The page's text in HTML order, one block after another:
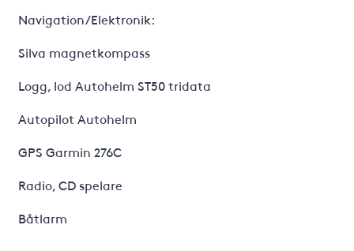
Navigation/Elektronik:
Silva magnetkompass
Logg, lod Autohelm ST50 tridata
Autopilot Autohelm
GPS Garmin 276C
Radio, CD spelare
Båtlarm